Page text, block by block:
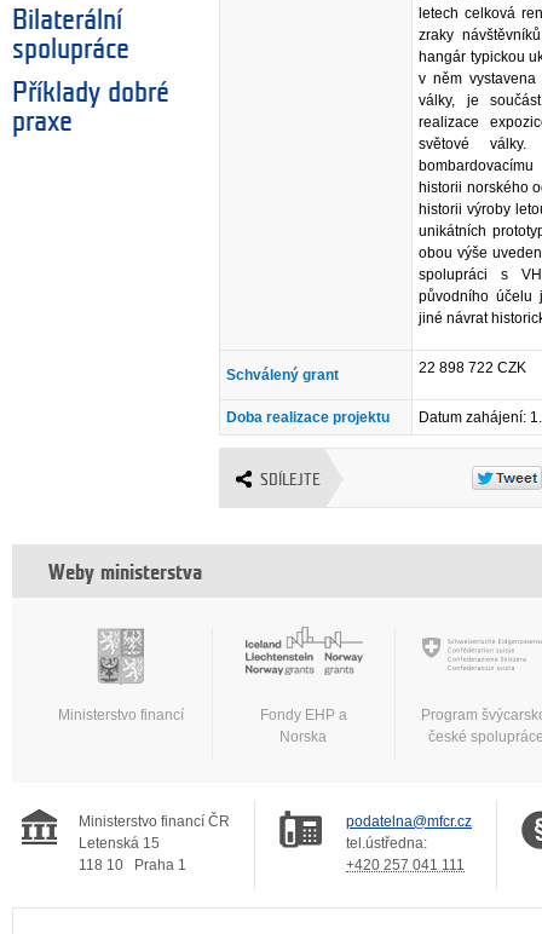
Bilaterální
spolupráce
Příklady dobré
praxe
letech celková
zraky
hangár typickou
v něm
války, je
realizace
světové
historii norského
historii výroby
unikátních
obou výše
spolupráci s
původního účelu
jiné návrat
Schválený grant 22 898 722 CZK
Doba realizace projektu Datum zahájení:
SDÍLEJTE
Weby ministerstva
Ministerstvo financí
Fondy EHP a
Norska
Program
české
Ministerstvo financí ČR
Letenská 15
118 10
Praha 1
podatelna@mfcr.cz
tel.ústředna:
+420 257 041 111